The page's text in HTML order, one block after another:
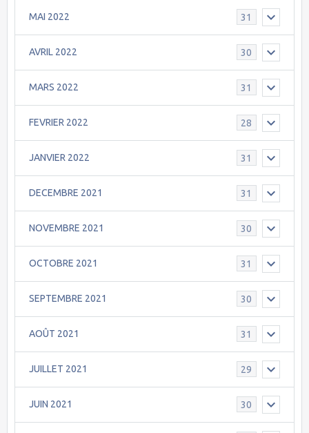
MAI 2022 31
AVRIL 2022 30
MARS 2022 31
FEVRIER 2022 28
JANVIER 2022 31
DECEMBRE 2021 31
NOVEMBRE 2021 30
OCTOBRE 2021 31
SEPTEMBRE 2021 30
AOÛT 2021 31
JUILLET 2021 29
JUIN 2021 30